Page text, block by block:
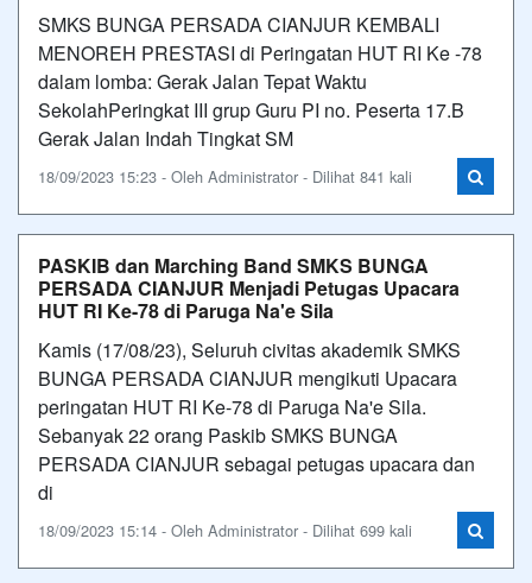
SMKS BUNGA PERSADA CIANJUR KEMBALI
MENOREH PRESTASI di Peringatan HUT RI Ke -78
dalam lomba: Gerak Jalan Tepat Waktu
SekolahPeringkat III grup Guru PI no. Peserta 17.B
Gerak Jalan Indah Tingkat SM
18/09/2023 15:23 - Oleh Administrator - Dilihat 841 kali
PASKIB dan Marching Band SMKS BUNGA
PERSADA CIANJUR Menjadi Petugas Upacara
HUT RI Ke-78 di Paruga Na'e Sila
Kamis (17/08/23), Seluruh civitas akademik SMKS
BUNGA PERSADA CIANJUR mengikuti Upacara
peringatan HUT RI Ke-78 di Paruga Na'e Sila.
Sebanyak 22 orang Paskib SMKS BUNGA
PERSADA CIANJUR sebagai petugas upacara dan
di
18/09/2023 15:14 - Oleh Administrator - Dilihat 699 kali